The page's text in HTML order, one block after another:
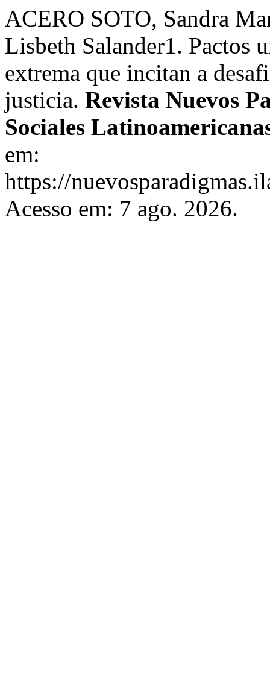
ACERO SOTO, Sandra
Lisbeth Salander1. Pactos
extrema que incitan a
justicia. Revista Nuevos
Sociales
em:
https://
Acesso em: 7 ago. 2026.